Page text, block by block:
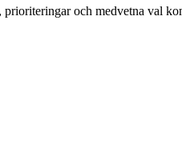
och medvetna val